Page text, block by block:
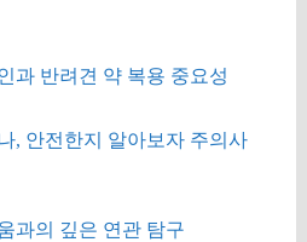
과 반려견 약 복용 중요성
, 안전한지 알아보자 주의사
과의 깊은 연관 탐구